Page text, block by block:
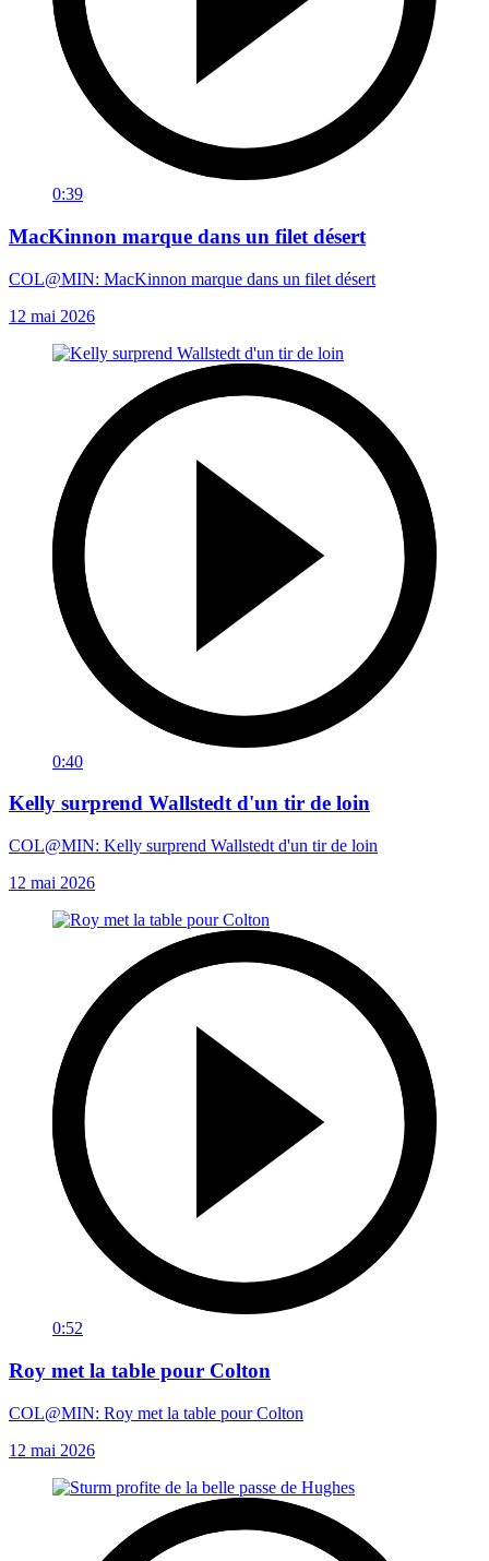
0:39
MacKinnon marque dans un filet désert
COL@MIN: MacKinnon marque dans un filet désert
12 mai 2026
0:40
Kelly surprend Wallstedt d'un tir de loin
COL@MIN: Kelly surprend Wallstedt d'un tir de loin
12 mai 2026
0:52
Roy met la table pour Colton
COL@MIN: Roy met la table pour Colton
12 mai 2026